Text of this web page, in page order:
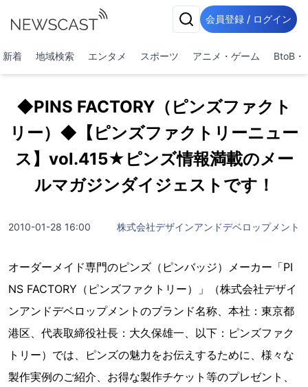
会員登録 / ログイン
新着 地域検索 エンタメ スポーツ アニメ・ゲーム BtoB・
◆PINS FACTORY（ピンズファクト
リー）◆【ピンズファクトリーニュー
ス】vol.415★ピンズ情報満載のメー
ルマガジンダイジェストです！
2010-01-28 16:00 株式会社デザインアンドデベロップメント
オーダーメイド専門のピンズ（ピンバッジ）メーカー「PI
NS FACTORY（ピンズファクトリー）」（株式会社デザイ
ンアンドデベロップメントのブランド名称、本社：東京都
港区、代表取締役社長：大久保雄一、以下：ピンズファク
トリー）では、ピンズの魅力をお伝えするために、様々な
製作実例のご紹介、お得な製作チケット等のプレゼント、